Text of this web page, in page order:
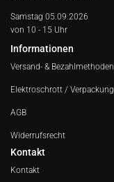
Samstag 05.09.2026
von 10 - 15 Uhr
Informationen
Versand- & Bezahlmethoden
Elektroschrott / Verpackung
AGB
Widerrufsrecht
Kontakt
Kontakt